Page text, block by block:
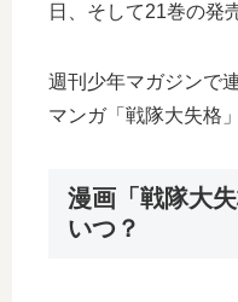
日、そして21巻の発
週刊少年マガジンで
マンガ「戦隊大失格
漫画「戦隊大
いつ？